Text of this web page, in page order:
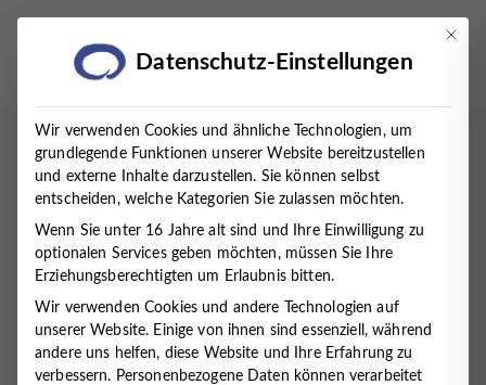
Startseite / Presse- Seite 10
Presse
Mit
Datenschutz-Einstellungen
Wir verwenden Cookies und ähnliche Technologien, um
grundlegende Funktionen unserer Website bereitzustellen
und externe Inhalte darzustellen. Sie können selbst
entscheiden, welche Kategorien Sie zulassen möchten.
Wenn Sie unter 16 Jahre alt sind und Ihre Einwilligung zu
optionalen Services geben möchten, müssen Sie Ihre
Erziehungsberechtigten um Erlaubnis bitten.
Wir verwenden Cookies und andere Technologien auf
unserer Website. Einige von ihnen sind essenziell, während
andere uns helfen, diese Website und Ihre Erfahrung zu
verbessern. Personenbezogene Daten können verarbeitet